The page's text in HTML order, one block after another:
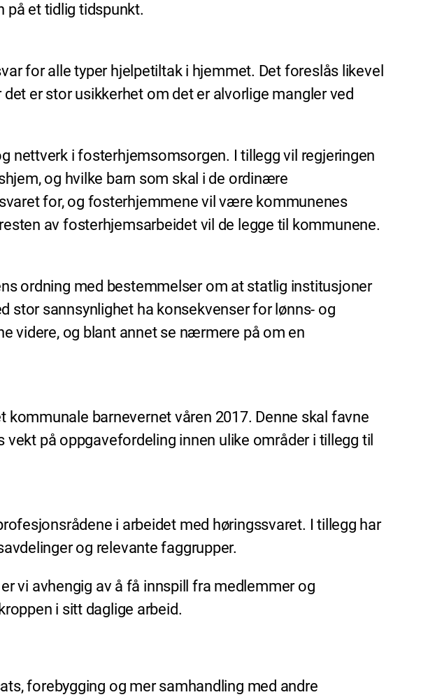
på et tidlig tidspunkt.
for alle typer hjelpetiltak i hjemmet. Det foreslås likevel
er stor usikkerhet om det er alvorlige mangler ved
nettverk i fosterhjemsomsorgen. I tillegg vil regjeringen
og hvilke barn som skal i de ordinære
for, og fosterhjemmene vil være kommunenes
av fosterhjemsarbeidet vil de legge til kommunene.
ordning med bestemmelser om at statlig institusjoner
stor sannsynlighet ha konsekvenser for lønns- og
videre, og blant annet se nærmere på om en
barnevernet våren 2017. Denne skal favne
på oppgavefordeling innen ulike områder i tillegg til
i arbeidet med høringssvaret. I tillegg har
og relevante faggrupper.
vi avhengig av å få innspill fra medlemmer og
i sitt daglige arbeid.
forebygging og mer samhandling med andre